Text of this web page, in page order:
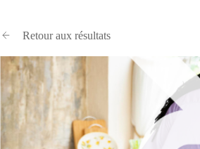
Retour aux résultats